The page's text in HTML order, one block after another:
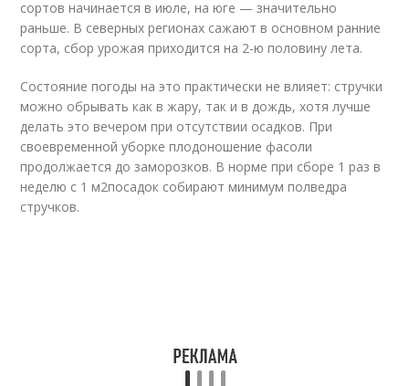
сортов начинается в июле, на юге — значительно
раньше. В северных регионах сажают в основном ранние
сорта, сбор урожая приходится на 2-ю половину лета.
Состояние погоды на это практически не влияет: стручки
можно обрывать как в жару, так и в дождь, хотя лучше
делать это вечером при отсутствии осадков. При
своевременной уборке плодоношение фасоли
продолжается до заморозков. В норме при сборе 1 раз в
неделю с 1 м2посадок собирают минимум полведра
стручков.